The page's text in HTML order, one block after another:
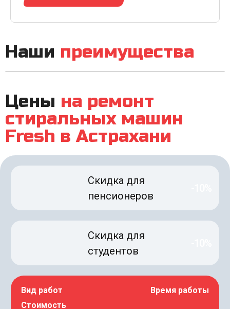
Наши преимущества
Цены на ремонт
стиральных машин
Fresh в Астрахани
Скидка для
пенсионеров
Скидка для
студентов
Вид работ
Стоимость
Время работы